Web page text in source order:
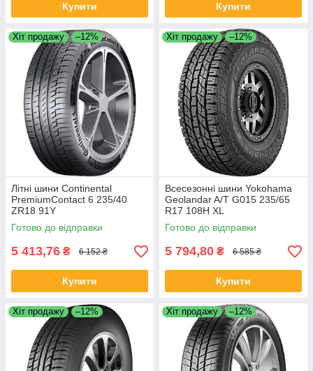
Купити Купити
Хіт продажу –12%
Літні шини Continental
PremiumContact 6 235/40
ZR18 91Y
Готово до відправки
5 413,76 ₴ 6 152 ₴
Купити
Хіт продажу –12%
Всесезонні шини Yokohama
Geolandar A/T G015 235/65
R17 108H XL
Готово до відправки
5 794,80 ₴ 6 585 ₴
Купити
Хіт продажу –12% Хіт продажу –12%